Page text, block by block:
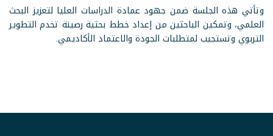
وتأتي هذه الجلسة ضمن جهود عمادة الدراسات العليا لتعزيز البحث
العلمي، وتمكين الباحثين من إعداد خطط بحثية رصينة تخدم التطوير
التربوي وتستجيب لمتطلبات الجودة والاعتماد الأكاديمي.